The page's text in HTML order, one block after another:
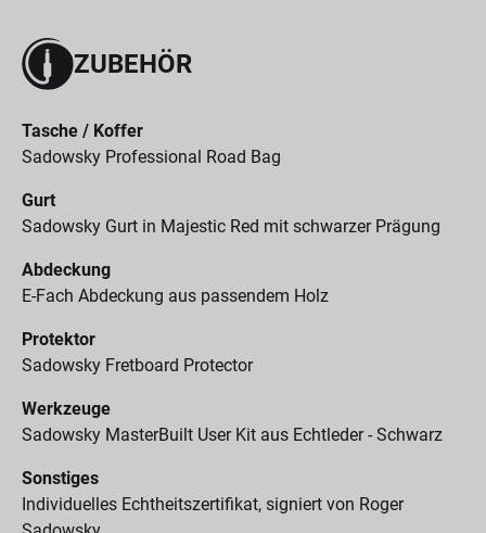
ZUBEHÖR
Tasche / Koffer
Sadowsky Professional Road Bag
Gurt
Sadowsky Gurt in Majestic Red mit schwarzer Prägung
Abdeckung
E-Fach Abdeckung aus passendem Holz
Protektor
Sadowsky Fretboard Protector
Werkzeuge
Sadowsky MasterBuilt User Kit aus Echtleder - Schwarz
Sonstiges
Individuelles Echtheitszertifikat, signiert von Roger